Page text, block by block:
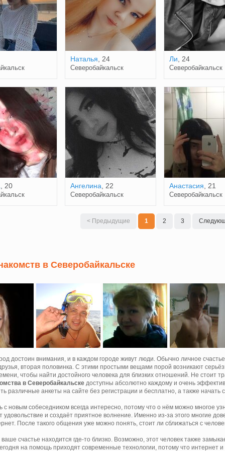
Наталья , 24
Северобайкальск
Ли , 24
Северобайкальск
, 20 Ангелина , 22
Северобайкальск
Анастасия , 21
Северобайкальск
< Предыдущие 1 2 3
в Северобайкальске
достоин внимания, и в каждом городе живут люди. Обычно личное
вторая половинка. С этими простыми вещами порой возникают
чтобы найти достойного человека для близких отношений. Не стоит
в Северобайкальске доступны абсолютно каждому и очень
различные анкеты на сайте без регистрации и бесплатно, а также начать
с новым собеседником всегда интересно, потому что о нём можно многое
удовольствие и создаёт приятное волнение. Именно из-за этого многие
После такого общения уже можно понять, стоит ли сближаться с
счастье находится где-то близко. Возможно, этот человек также
на помощь приходят современные технологии, потому что интернет